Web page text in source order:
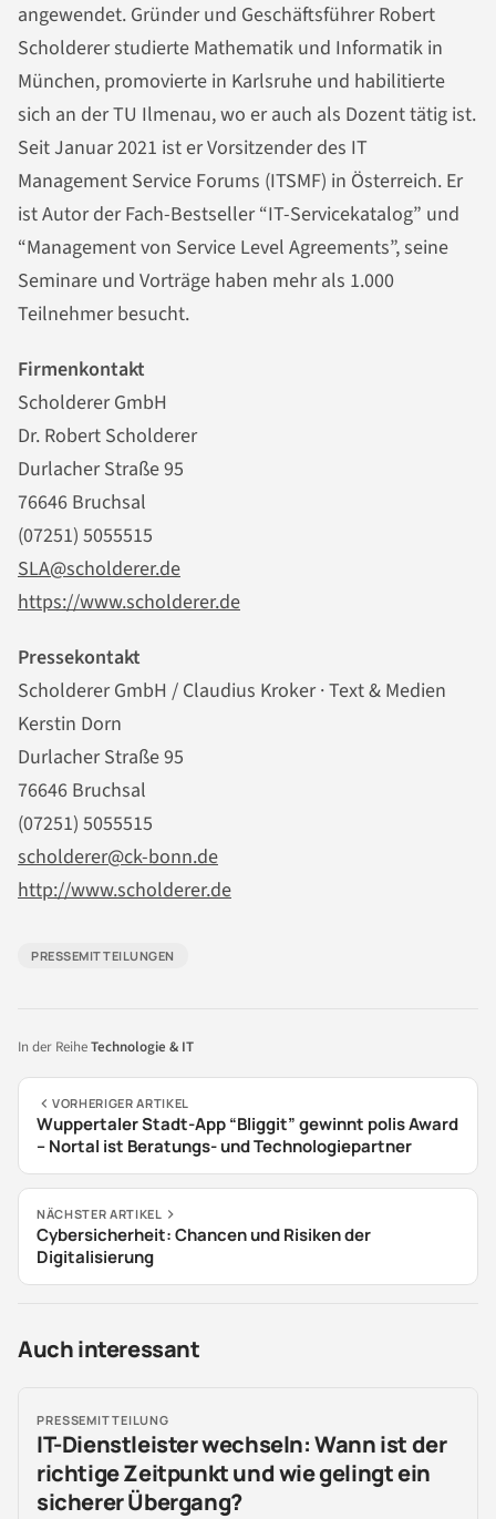
angewendet. Gründer und Geschäftsführer Robert
Scholderer studierte Mathematik und Informatik in
München, promovierte in Karlsruhe und habilitierte
sich an der TU Ilmenau, wo er auch als Dozent tätig ist.
Seit Januar 2021 ist er Vorsitzender des IT
Management Service Forums (ITSMF) in Österreich. Er
ist Autor der Fach-Bestseller “IT-Servicekatalog” und
“Management von Service Level Agreements”, seine
Seminare und Vorträge haben mehr als 1.000
Teilnehmer besucht.
Firmenkontakt
Scholderer GmbH
Dr. Robert Scholderer
Durlacher Straße 95
76646 Bruchsal
(07251) 5055515
SLA@scholderer.de
https://www.scholderer.de
Pressekontakt
Scholderer GmbH / Claudius Kroker · Text & Medien
Kerstin Dorn
Durlacher Straße 95
76646 Bruchsal
(07251) 5055515
scholderer@ck-bonn.de
http://www.scholderer.de
PRESSEMITTEILUNGEN
In der ReiheTechnologie & IT
VORHERIGER ARTIKEL
Wuppertaler Stadt-App “Bliggit” gewinnt polis Award
– Nortal ist Beratungs- und Technologiepartner
NÄCHSTER ARTIKEL
Cybersicherheit: Chancen und Risiken der
Digitalisierung
Auch interessant
PRESSEMITTEILUNG
IT-Dienstleister wechseln: Wann ist der
richtige Zeitpunkt und wie gelingt ein
sicherer Übergang?